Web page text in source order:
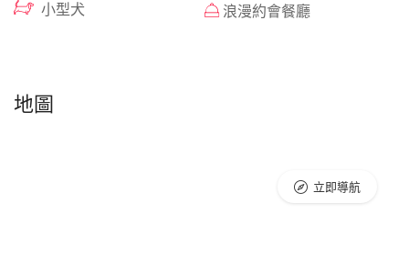
小型犬
浪漫約會餐廳
地圖
立即導航